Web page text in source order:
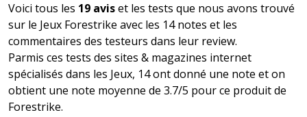
Voici tous les 19 aviset les tests que nous avons trouvé
sur le Jeux Forestrike avec les 14 notes et les
commentaires des testeurs dans leur review.
Parmis ces tests des sites & magazines internet
spécialisés dans les Jeux, 14 ont donné une note et on
obtient une note moyenne de 3.7/5 pour ce produit de
Forestrike.